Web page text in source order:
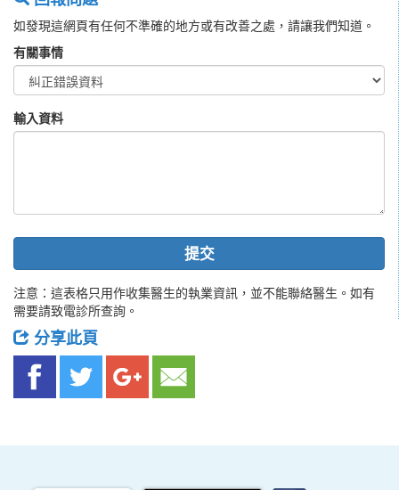
如發現這網頁有任何不準確的地方或有改善之處，請讓我們知道。
有關事情
輸入資料
提交
注意：這表格只用作收集醫生的執業資訊，並不能聯絡醫生。如有
需要請致電診所查詢。
分享此頁